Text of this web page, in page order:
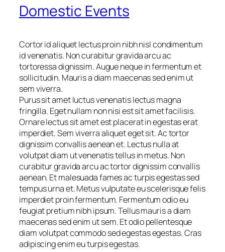
Domestic Events
Cortor id aliquet lectus proin nibh nisl condimentum
id venenatis. Non curabitur gravida arcu ac
tortoressa dignissim. Augue neque in fermentum et
sollicitudin. Mauris a diam maecenas sed enim ut
sem viverra.
Purus sit amet luctus venenatis lectus magna
fringilla. Eget nullam non nisi est sit amet facilisis.
Ornare lectus sit amet est placerat in egestas erat
imperdiet. Sem viverra aliquet eget sit. Ac tortor
dignissim convallis aenean et. Lectus nulla at
volutpat diam ut venenatis tellus in metus. Non
curabitur gravida arcu ac tortor dignissim convallis
aenean. Et malesuada fames ac turpis egestas sed
tempus urna et. Metus vulputate eu scelerisque felis
imperdiet proin fermentum. Fermentum odio eu
feugiat pretium nibh ipsum. Tellus mauris a diam
maecenas sed enim ut sem. Et odio pellentesque
diam volutpat commodo sed egestas egestas. Cras
adipiscing enim eu turpis egestas.